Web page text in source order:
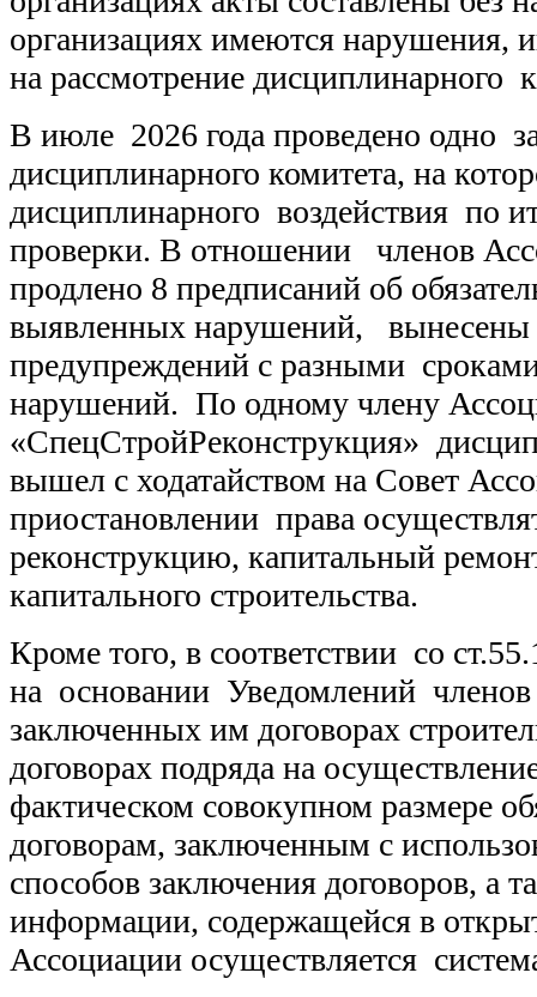
организациях имеются нарушения,
на рассмотрение дисциплинарного
В июле 2026 года проведено одно
дисциплинарного комитета, на
дисциплинарного воздействия по
проверки. В отношении членов
продлено 8 предписаний об
выявленных нарушений, вынесены
предупреждений с разными
нарушений. По одному члену
«СпецСтройРеконструкция»
вышел с ходатайством на Совет
приостановлении права
реконструкцию, капитальный
капитального строительства.
Кроме того, в соответствии со
на основании Уведомлений
заключенных им договорах
договорах подряда на
фактическом совокупном размере
договорам, заключенным с
способов заключения договоров, а
информации, содержащейся в
Ассоциации осуществляется